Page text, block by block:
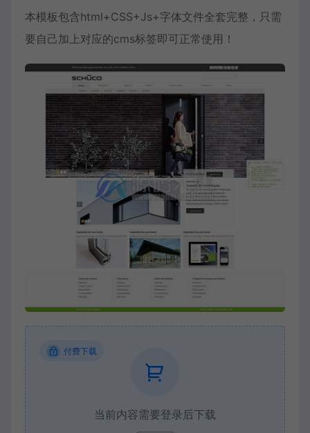
本模板包含html+CSS+Js+字体文件全套完整，只需
要自己加上对应的cms标签即可正常使用！
付费下载
当前内容需要登录后下载